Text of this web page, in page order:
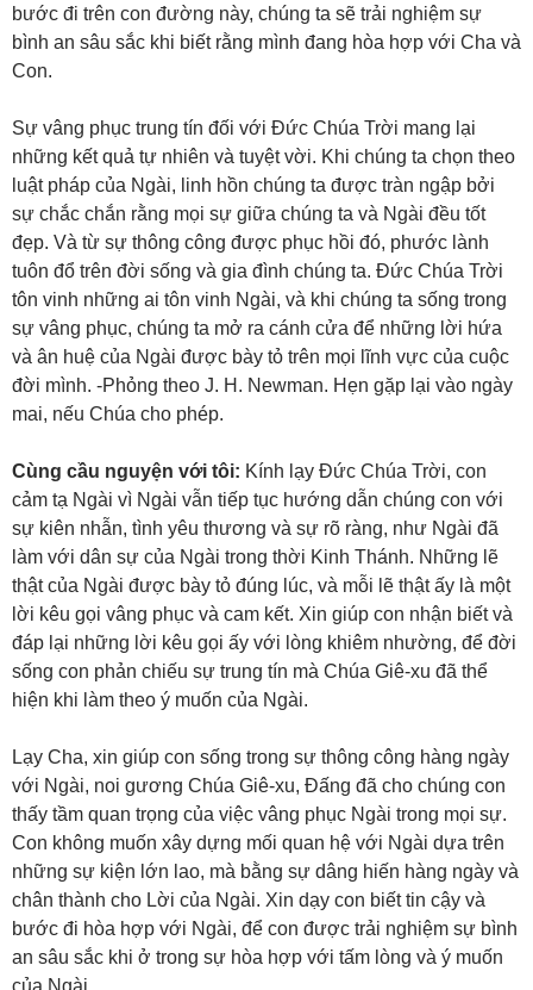
bước đi trên con đường này, chúng ta sẽ trải nghiệm sự
bình an sâu sắc khi biết rằng mình đang hòa hợp với Cha và
Con.
Sự vâng phục trung tín đối với Đức Chúa Trời mang lại
những kết quả tự nhiên và tuyệt vời. Khi chúng ta chọn theo
luật pháp của Ngài, linh hồn chúng ta được tràn ngập bởi
sự chắc chắn rằng mọi sự giữa chúng ta và Ngài đều tốt
đẹp. Và từ sự thông công được phục hồi đó, phước lành
tuôn đổ trên đời sống và gia đình chúng ta. Đức Chúa Trời
tôn vinh những ai tôn vinh Ngài, và khi chúng ta sống trong
sự vâng phục, chúng ta mở ra cánh cửa để những lời hứa
và ân huệ của Ngài được bày tỏ trên mọi lĩnh vực của cuộc
đời mình. -Phỏng theo J. H. Newman. Hẹn gặp lại vào ngày
mai, nếu Chúa cho phép.
Cùng cầu nguyện với tôi: Kính lạy Đức Chúa Trời, con
cảm tạ Ngài vì Ngài vẫn tiếp tục hướng dẫn chúng con với
sự kiên nhẫn, tình yêu thương và sự rõ ràng, như Ngài đã
làm với dân sự của Ngài trong thời Kinh Thánh. Những lẽ
thật của Ngài được bày tỏ đúng lúc, và mỗi lẽ thật ấy là một
lời kêu gọi vâng phục và cam kết. Xin giúp con nhận biết và
đáp lại những lời kêu gọi ấy với lòng khiêm nhường, để đời
sống con phản chiếu sự trung tín mà Chúa Giê-xu đã thể
hiện khi làm theo ý muốn của Ngài.
Lạy Cha, xin giúp con sống trong sự thông công hàng ngày
với Ngài, noi gương Chúa Giê-xu, Đấng đã cho chúng con
thấy tầm quan trọng của việc vâng phục Ngài trong mọi sự.
Con không muốn xây dựng mối quan hệ với Ngài dựa trên
những sự kiện lớn lao, mà bằng sự dâng hiến hàng ngày và
chân thành cho Lời của Ngài. Xin dạy con biết tin cậy và
bước đi hòa hợp với Ngài, để con được trải nghiệm sự bình
an sâu sắc khi ở trong sự hòa hợp với tấm lòng và ý muốn